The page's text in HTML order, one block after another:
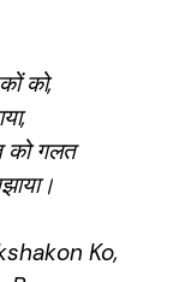
को,
को गलत
Ko,